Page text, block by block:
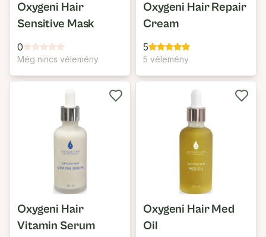
Oxygeni Hair
Sensitive Mask
0
Még nincs vélemény
Oxygeni Hair Repair
Cream
5
5 vélemény
Oxygeni Hair
Vitamin Serum
Oxygeni Hair Med
Oil